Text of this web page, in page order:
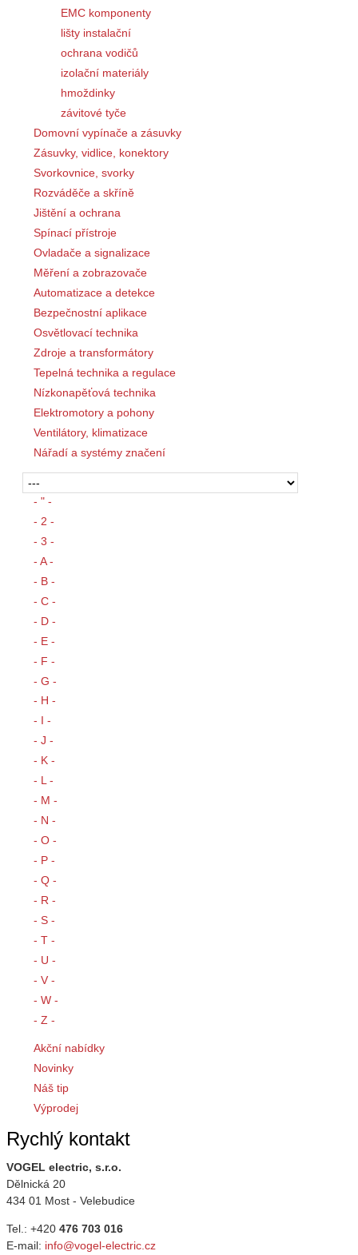
EMC komponenty
lišty instalační
ochrana vodičů
izolační materiály
hmoždinky
závitové tyče
Domovní vypínače a zásuvky
Zásuvky, vidlice, konektory
Svorkovnice, svorky
Rozváděče a skříně
Jištění a ochrana
Spínací přístroje
Ovladače a signalizace
Měření a zobrazovače
Automatizace a detekce
Bezpečnostní aplikace
Osvětlovací technika
Zdroje a transformátory
Tepelná technika a regulace
Nízkonapěťová technika
Elektromotory a pohony
Ventilátory, klimatizace
Nářadí a systémy značení
- " -
- 2 -
- 3 -
- A -
- B -
- C -
- D -
- E -
- F -
- G -
- H -
- I -
- J -
- K -
- L -
- M -
- N -
- O -
- P -
- Q -
- R -
- S -
- T -
- U -
- V -
- W -
- Z -
Akční nabídky
Novinky
Náš tip
Výprodej
Rychlý kontakt
VOGEL electric, s.r.o.
Dělnická 20
434 01 Most - Velebudice
Tel.: +420 476 703 016
E-mail: info@vogel-electric.cz